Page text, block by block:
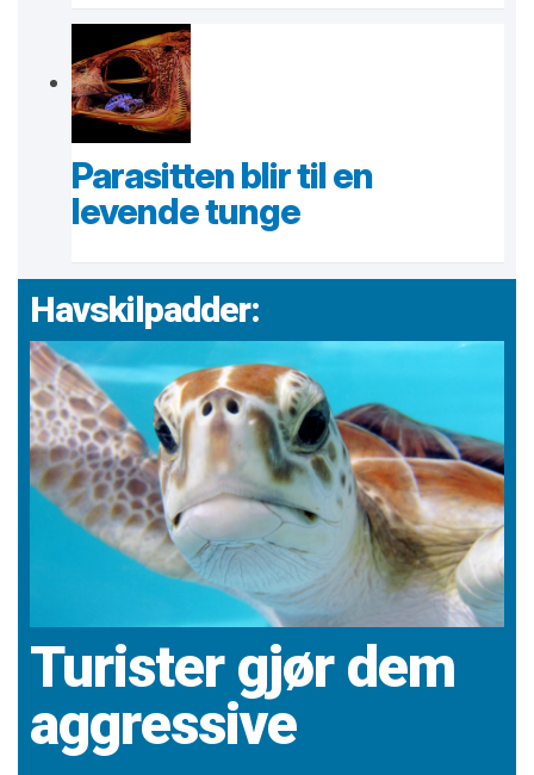
Parasitten blir til en
levende tunge
Havskilpadder:
Turister gjør dem
aggressive